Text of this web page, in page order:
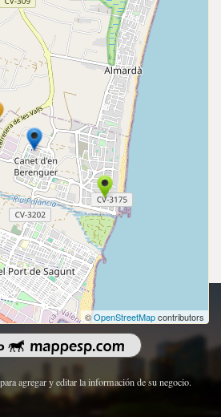
©OpenStreetMapcontributors
| Todos los derechos reservados.
agregar y editar la información de su negocio.